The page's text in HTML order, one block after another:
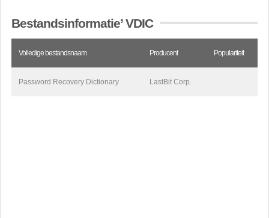
Bestandsinformatie’ VDIC
Volledige bestandsnaam Producent Populariteit
Password Recovery Dictionary LastBit Corp.